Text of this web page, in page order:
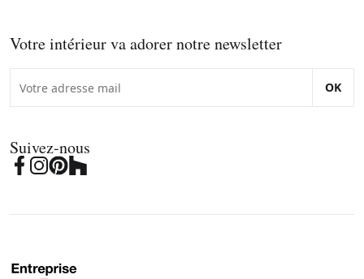
Votre intérieur va adorer notre newsletter
OK
Suivez-nous